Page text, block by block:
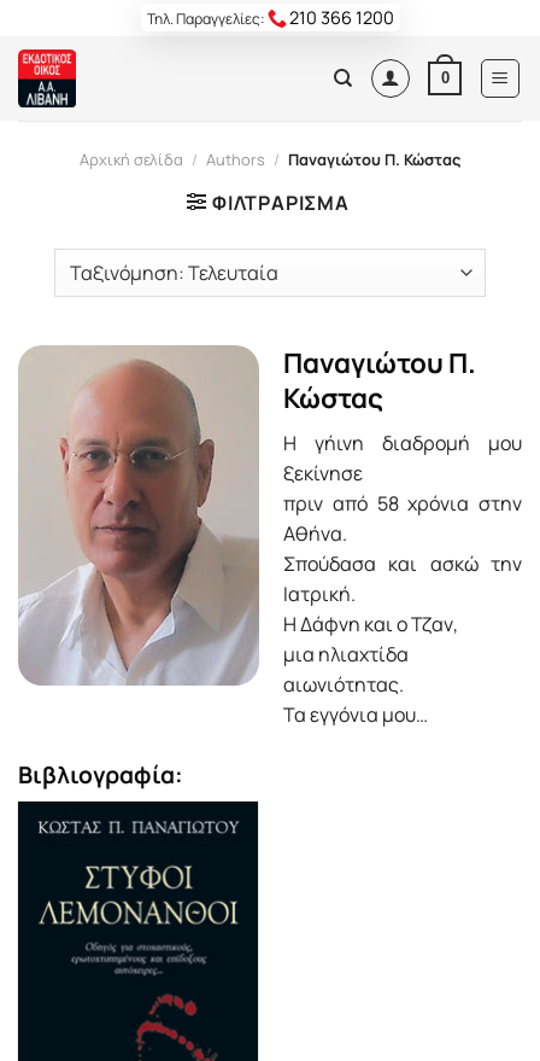
content
Τηλ. Παραγγελίες: 210 366 1200
0
Αρχική σελίδα / Authors / Παναγιώτου Π. Κώστας
ΦΙΛΤΡΆΡΙΣΜΑ
Παναγιώτου Π.
Κώστας
Η γήινη διαδρομή μου
ξεκίνησε
πριν από 58 χρόνια στην
Αθήνα.
Σπούδασα και ασκώ την
Ιατρική.
Η Δάφνη και ο Τζαν,
μια ηλιαχτίδα
αιωνιότητας.
Τα εγγόνια μου…
Βιβλιογραφία: